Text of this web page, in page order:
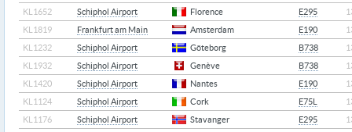
KL1652
Schiphol Airport Florence E295
KL1819
Frankfurt am Main Amsterdam E190
KL1232
Schiphol Airport Göteborg B738
KL1932
Schiphol Airport Genève B738
KL1420
Schiphol Airport Nantes E190
KL1124
Schiphol Airport Cork E75L
KL1176
Schiphol Airport Stavanger E295